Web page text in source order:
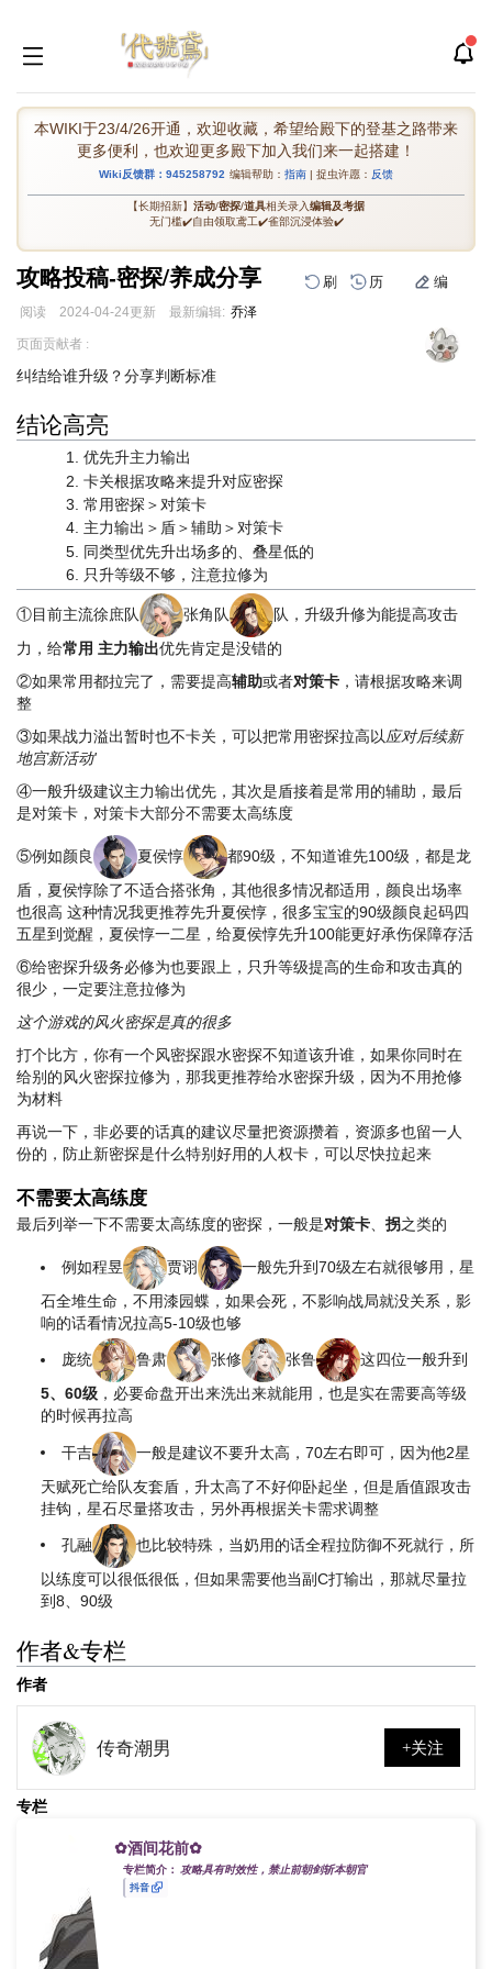
本WIKI于23/4/26开通，欢迎收藏，希望给殿下的登基之路带来
更多便利，也欢迎更多殿下加入我们来一起搭建！
Wiki反馈群：945258792 编辑帮助： 指南 | 捉虫许愿： 反馈
【长期招新】 活动/密探/道具相关录入编辑及考据
无门槛✔️自由领取鸢工✔️雀部沉浸体验✔️
攻略投稿-密探/养成分享 刷 历 编
阅读 2024-04-24更新 最新编辑: 乔泽
跳
导
跳
搜
页面贡献者 :
纠结给谁升级？分享判断标准
结论高亮
优先升主力输出
卡关根据攻略来提升对应密探
常用密探＞对策卡
主力输出＞盾＞辅助＞对策卡
同类型优先升出场多的、叠星低的
只升等级不够，注意拉修为
①目前主流徐庶队 张角队
队，升级升修为能提高攻击
力，给常用 主力输出优先肯定是没错的
②如果常用都拉完了，需要提高辅助或者对策卡 ，请根据攻略来调
整
③如果战力溢出暂时也不卡关，可以把常用密探拉高以应对后续新
地宫新活动'
④一般升级建议主力输出优先，其次是盾接着是常用的辅助，最后
是对策卡，对策卡大部分不需要太高练度
⑤例如颜良 夏侯惇
都90级，不知道谁先100级，都是龙
盾，夏侯惇除了不适合搭张角，其他很多情况都适用，颜良出场率
也很高 这种情况我更推荐先升夏侯惇，很多宝宝的90级颜良起码四
五星到觉醒，夏侯惇一二星，给夏侯惇先升100能更好承伤保障存活
⑥给密探升级务必修为也要跟上，只升等级提高的生命和攻击真的
很少，一定要注意拉修为
这个游戏的风火密探是真的很多
打个比方，你有一个风密探跟水密探不知道该升谁，如果你同时在
给别的风火密探拉修为，那我更推荐给水密探升级，因为不用抢修
为材料
再说一下，非必要的话真的建议尽量把资源攒着，资源多也留一人
份的，防止新密探是什么特别好用的人权卡，可以尽快拉起来
不需要太高练度
最后列举一下不需要太高练度的密探，一般是对策卡 拐之类的
例如程昱 贾诩
一般先升到70级左右就很够用，星
石全堆生命，不用漆园蝶，如果会死，不影响战局就没关系，影
响的话看情况拉高5-10级也够
庞统 鲁肃 张修 张鲁
这四位一般升到
5、60级 ，必要命盘开出来洗出来就能用，也是实在需要高等级
的时候再拉高
干吉
一般是建议不要升太高，70左右即可，因为他2星
天赋死亡给队友套盾，升太高了不好仰卧起坐，但是盾值跟攻击
挂钩，星石尽量搭攻击，另外再根据关卡需求调整
孔融
也比较特殊，当奶用的话全程拉防御不死就行，所
以练度可以很低很低，但如果需要他当副C打输出，那就尽量拉
到8、90级
作者&专栏
作者
传奇潮男 +关注
专栏
✿酒间花前✿
专栏简介： 攻略具有时效性，禁止前朝剑斩本朝官
抖音